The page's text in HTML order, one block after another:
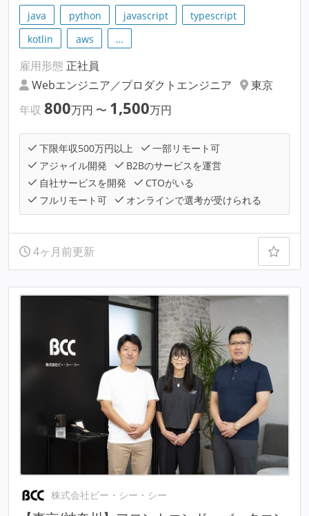
java python javascript
typescript
kotlin
aws …
雇用形態 正社員
Webエンジニア／プロダクトエンジニア
東京
年収 800万円 〜 1,500万円
下限年収500万円以上
一部リモート可
アジャイル開発
B2Bのサービスを運営
自社サービスを開発
CTOがいる
フルリモート可
オンラインで選考が受けられる
4ヶ月前更新
株式会社ビー・シー・シー